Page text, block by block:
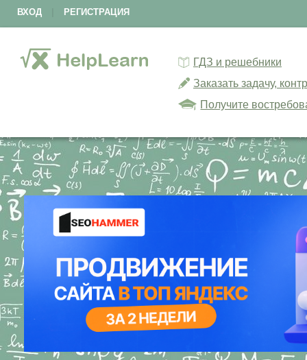
ВХОД РЕГИСТРАЦИЯ
ГДЗ и решебники
Заказать задачу,
Получите